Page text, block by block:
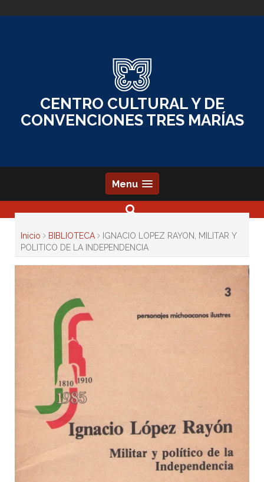
to
CENTRO CULTURAL Y DE
CONVENCIONES TRES MARÍAS
Menu
Inicio BIBLIOTECA
IGNACIO LOPEZ RAYON, MILITAR Y
POLITICO DE LA INDEPENDENCIA